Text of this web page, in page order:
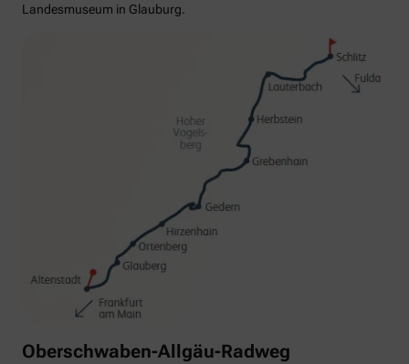
Landesmuseum in Glauburg.
Oberschwaben-Allgäu-Radweg